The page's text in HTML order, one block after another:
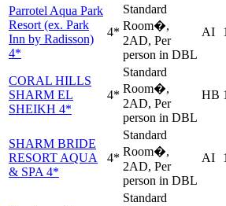
Parrotel Aqua Park
Resort (ex. Park
Inn by Radisson)
4*
4*
Standard
Room�,
2AD, Per
person in DBL
AI
CORAL HILLS
SHARM EL
SHEIKH 4*
4*
Standard
Room�,
2AD, Per
person in DBL
HB
SHARM BRIDE
RESORT AQUA
& SPA 4*
4*
Standard
Room�,
2AD, Per
person in DBL
AI
Standard